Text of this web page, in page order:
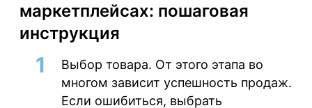
маркетплейсах: пошаговая
инструкция
Выбор товара. От этого этапа во
многом зависит успешность продаж.
Если ошибиться, выбрать